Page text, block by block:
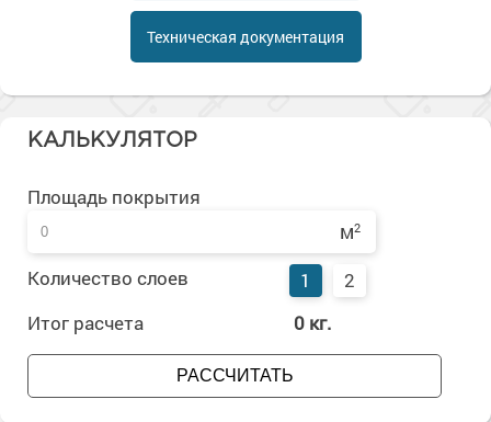
Сопутствующие товары
Морозостойкие краски для металла
Морозостойкие краски для фасада
Техническая документация
КАЛЬКУЛЯТОР
Площадь покрытия
м2
Количество слоев 1
2
Итог расчета
0 кг.
РАССЧИТАТЬ